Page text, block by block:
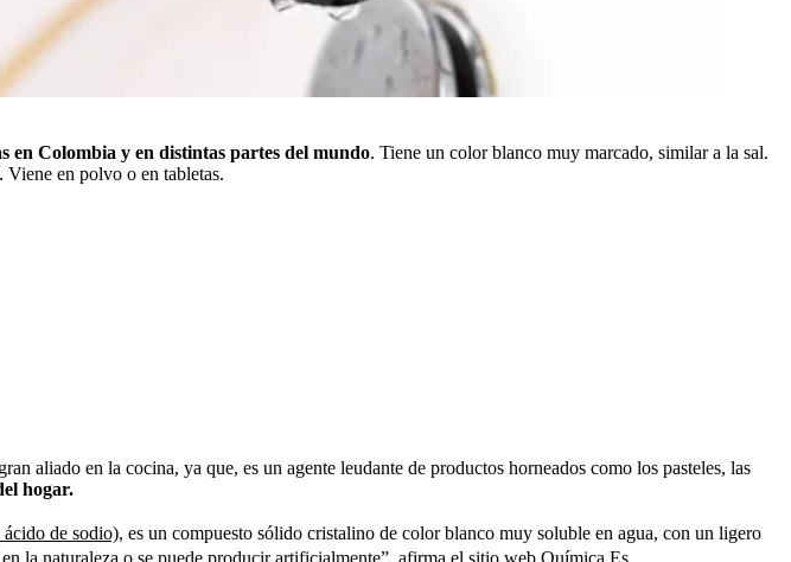
en Colombia y en distintas partes del mundo. Tiene un color blanco muy marcado, similar a la sal.
Viene en polvo o en tabletas.
aliado en la cocina, ya que, es un agente leudante de productos horneados como los pasteles, las
hogar.
de sodio), es un compuesto sólido cristalino de color blanco muy soluble en agua, con un ligero
la naturaleza o se puede producir artificialmente”, afirma el sitio web Química Es.